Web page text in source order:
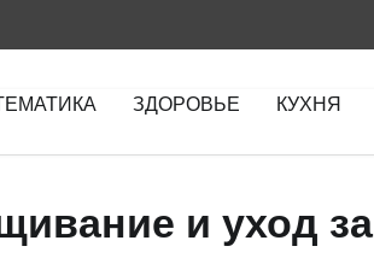
ЗДОРОВЬЕ КУХНЯ
и уход за